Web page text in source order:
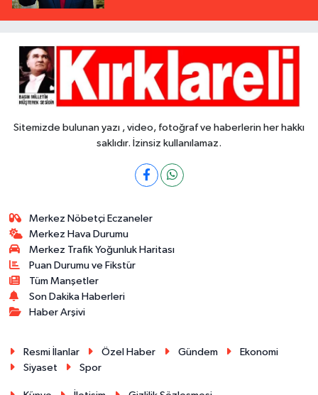
Sitemizde bulunan yazı , video, fotoğraf ve haberlerin her hakkı
saklıdır. İzinsiz kullanılamaz.
Merkez Nöbetçi Eczaneler
Merkez Hava Durumu
Merkez Trafik Yoğunluk Haritası
Puan Durumu ve Fikstür
Tüm Manşetler
Son Dakika Haberleri
Haber Arşivi
Resmi İlanlar Özel Haber Gündem
Ekonomi
Siyaset
Spor